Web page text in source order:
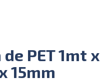
PET 1mt x
15mm